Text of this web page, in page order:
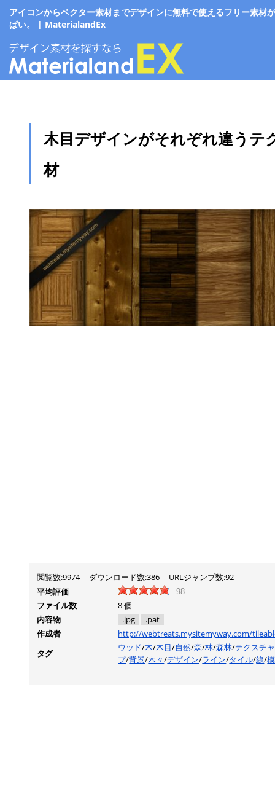
アイコンからベクター素材までデザインに無料で使えるフリー素材
ぱい。 | MaterialandEx
木目デザインがそれぞれ違うテ
材
閲覧数:9974 ダウンロード数:386
URLジャンプ数:92
平均評価
98
ファイル数
8 個
内容物
.jpg
.pat
作成者
http://webtreats.mysitemyway.com/
タグ
ウッド/木/木目/自然/森/林/森林/テクスチャ
プ/背景/木々/デザイン/ライン/タイル/線/